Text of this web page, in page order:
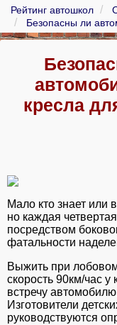
Рейтинг автошкол
Безопасны ли
кресла
Мало кто знает или
но каждая
посредством
фатальности
Выжить при
скорость 90км/час у
встречу
Изготовители
руководствуются